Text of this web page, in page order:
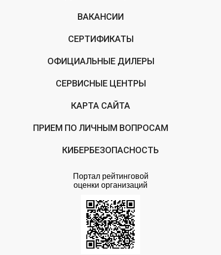
ВАКАНСИИ
СЕРТИФИКАТЫ
ОФИЦИАЛЬНЫЕ ДИЛЕРЫ
СЕРВИСНЫЕ ЦЕНТРЫ
КАРТА САЙТА
ПРИЕМ ПО ЛИЧНЫМ ВОПРОСАМ
КИБЕРБЕЗОПАСНОСТЬ
Портал рейтинговой
оценки организаций